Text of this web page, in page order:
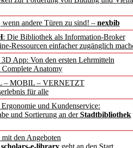
andere Türen zu sind! – nexbib
: Die Bibliothek als Information-Broker
Ressourcen einfacher zugänglich
App: Von den ersten Lehrmitteln
Anatomy
– MOBIL – VERNETZT
für alle
und Kundenservice:
und Sortierung an derStadtbibliothek
mit den Angeboten
scholars-e-library geht an den Start
Zeitschrift für
Attempto
Information
in
Institut neu
und